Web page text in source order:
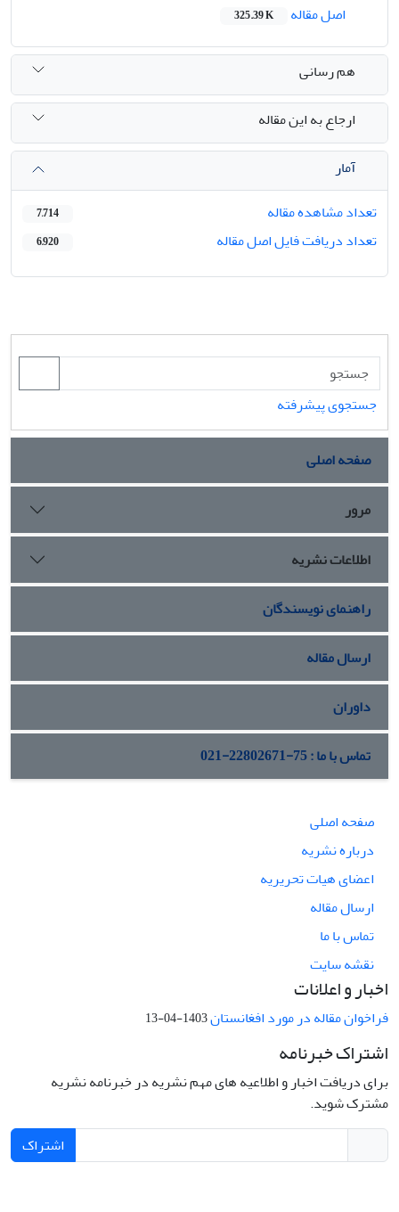
اصل مقاله
325.39 K
هم رسانی
ارجاع به این مقاله
آمار
تعداد مشاهده مقاله
7,714
تعداد دریافت فایل اصل مقاله 6,920
جستجوی پیشرفته
صفحه اصلی
مرور
اطلاعات نشریه
راهنمای نویسندگان
ارسال مقاله
داوران
تماس با ما : 75-22802671-021
صفحه اصلی
درباره نشریه
اعضای هیات تحریریه
ارسال مقاله
تماس با ما
نقشه سایت
اخبار و اعلانات
فراخوان مقاله در مورد افغانستان1403-04-13
اشتراک خبرنامه
برای دریافت اخبار و اطلاعیه های مهم نشریه در خبرنامه نشریه
مشترک شوید.
اشتراک